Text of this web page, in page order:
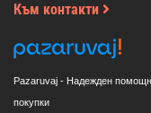
Към контакти
Pazaruvaj - Надежден
покупки